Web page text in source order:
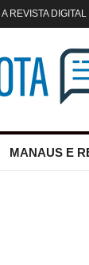
A REVISTA
MANAUS E